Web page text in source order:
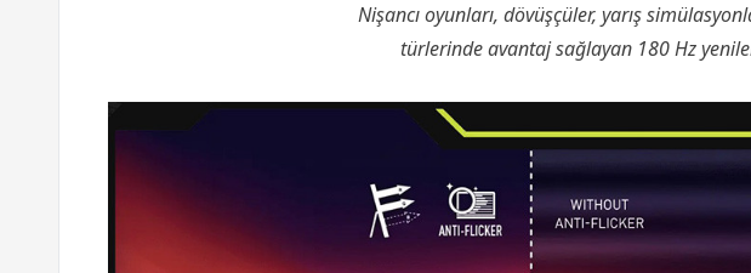
Nişancı oyunları, dövüşçüler, yarış
türlerinde avantaj sağlayan 180 Hz